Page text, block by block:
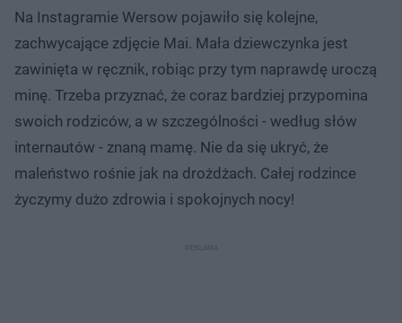
Na Instagramie Wersow pojawiło się kolejne,
zachwycające zdjęcie Mai. Mała dziewczynka jest
zawinięta w ręcznik, robiąc przy tym naprawdę uroczą
minę. Trzeba przyznać, że coraz bardziej przypomina
swoich rodziców, a w szczególności - według słów
internautów - znaną mamę. Nie da się ukryć, że
maleństwo rośnie jak na drożdżach. Całej rodzince
życzymy dużo zdrowia i spokojnych nocy!